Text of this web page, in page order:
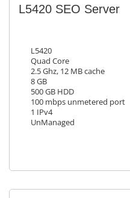
L5420 SEO Server
L5420
Quad Core
2.5 Ghz, 12 MB cache
8 GB
500 GB HDD
100 mbps unmetered port
1 IPv4
UnManaged